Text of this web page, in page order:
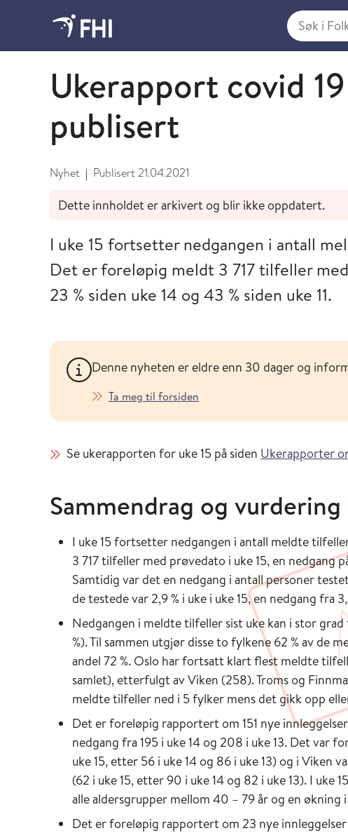
Søk i
April
Ukerapport covid
publisert
Nyhet | Publisert21.04.2021
Dette innholdet er arkivert og blir ikke oppdatert.
I uke 15 fortsetter nedgangen i antall
Det er foreløpig meldt 3 717 tilfeller
23 % siden uke 14 og 43 % siden uke 11.
Denne nyheten er eldre enn 30 dager og
Ta meg til forsiden
Se ukerapporten for uke 15 på siden Ukerapporter
Sammendrag og
I uke 15 fortsetter nedgangen i antall meldte
3 717 tilfeller med prøvedato i uke 15, en nedgang
Samtidig var det en nedgang i antall personer
de testede var 2,9 % i uke i uke 15, en nedgang fra
Nedgangen i meldte tilfeller sist uke kan i stor
%). Til sammen utgjør disse to fylkene 62 % av de
andel 72 %. Oslo har fortsatt klart flest meldte
samlet), etterfulgt av Viken (258). Troms og
meldte tilfeller ned i 5 fylker mens det gikk opp
Det er foreløpig rapportert om 151 nye
nedgang fra 195 i uke 14 og 208 i uke 13. Det var
uke 15, etter 56 i uke 14 og 86 i uke 13) og i Viken
(62 i uke 15, etter 90 i uke 14 og 82 i uke 13). I uke
alle aldersgrupper mellom 40 – 79 år og en økning
Det er foreløpig rapportert om 23 nye